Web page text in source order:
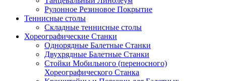
Рулонное Резиновое Покрытие
Теннисные столы
Складные теннисные столы
Хореографические Станки
Однорядные Балетные Станки
Двухрядные Балетные Станки
Стойки Мобильного (переносного)
Хореографического Станка